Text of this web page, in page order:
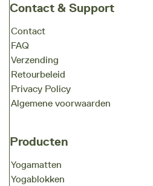
Contact & Support
Contact
FAQ
Verzending
Retourbeleid
Privacy Policy
Algemene voorwaarden
Producten
Yogamatten
Yogablokken